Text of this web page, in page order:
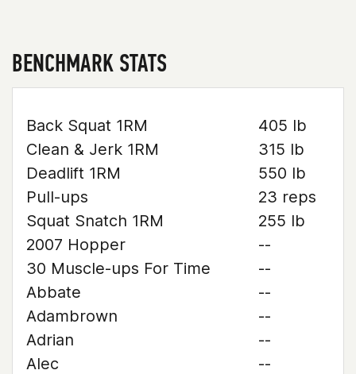
BENCHMARK STATS
Back Squat 1RM
405 lb
Clean & Jerk 1RM
315 lb
Deadlift 1RM
550 lb
Pull-ups
23 reps
Squat Snatch 1RM
255 lb
2007 Hopper
--
30 Muscle-ups For Time
--
Abbate
--
Adambrown
--
Adrian
--
Alec
--